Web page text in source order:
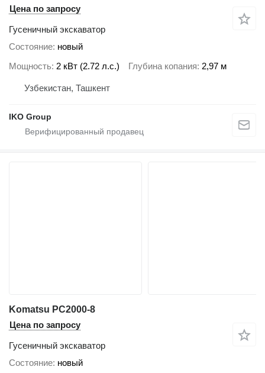
Цена по запросу
Гусеничный экскаватор
Состояние новый
Мощность 2 кВт (2.72 л.с.) Глубина копания 2,97 м
Узбекистан, Ташкент
IKO Group
Komatsu PC2000-8
Цена по запросу
Гусеничный экскаватор
Состояние новый